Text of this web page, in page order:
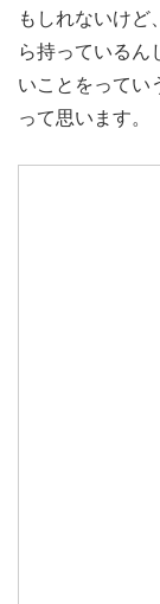
もしれないけど
ら持っているん
いことをってい
って思います。